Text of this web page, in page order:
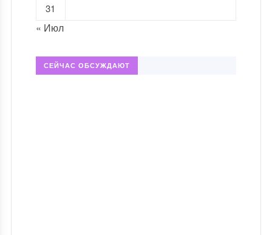
31
« Июл
СЕЙЧАС ОБСУЖДАЮТ